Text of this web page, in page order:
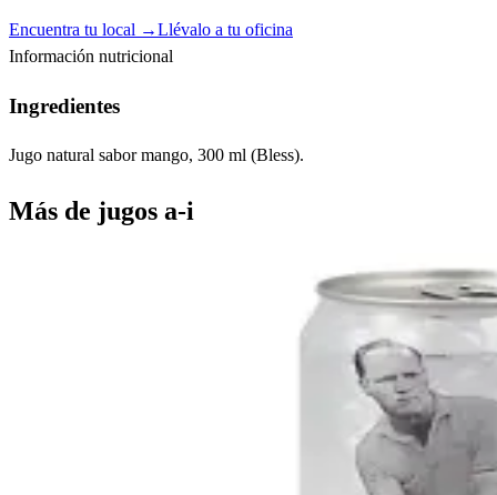
Encuentra tu local →Llévalo a tu oficina
Información nutricional
Ingredientes
Jugo natural sabor mango, 300 ml (Bless).
Más de jugos a-i